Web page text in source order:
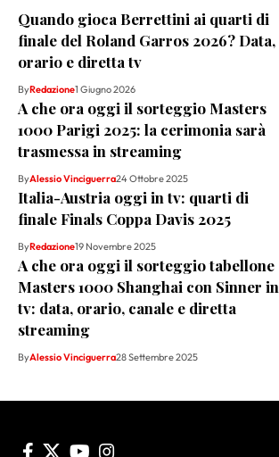
Quando gioca Berrettini ai quarti di
finale del Roland Garros 2026? Data,
orario e diretta tv
ByRedazione1 Giugno 2026
A che ora oggi il sorteggio Masters
1000 Parigi 2025: la cerimonia sarà
trasmessa in streaming
ByAlessio Vinciguerra24 Ottobre 2025
Italia-Austria oggi in tv: quarti di
finale Finals Coppa Davis 2025
ByRedazione19 Novembre 2025
A che ora oggi il sorteggio tabellone
Masters 1000 Shanghai con Sinner in
tv: data, orario, canale e diretta
streaming
ByAlessio Vinciguerra28 Settembre 2025